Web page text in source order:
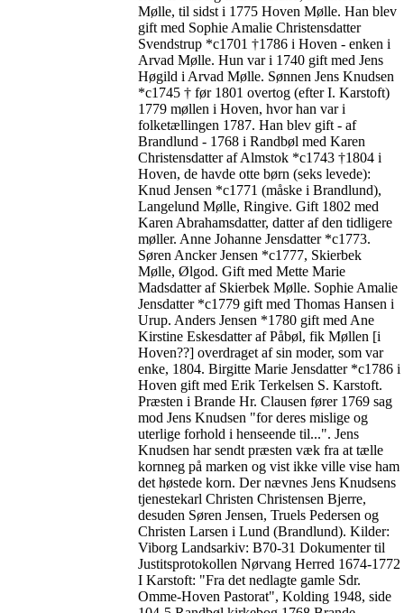
Mølle, til sidst i 1775 Hoven Mølle. Han blev
gift med Sophie Amalie Christensdatter
Svendstrup *c1701 †1786 i Hoven - enken i
Arvad Mølle. Hun var i 1740 gift med Jens
Høgild i Arvad Mølle. Sønnen Jens Knudsen
*c1745 † før 1801 overtog (efter I. Karstoft)
1779 møllen i Hoven, hvor han var i
folketællingen 1787. Han blev gift - af
Brandlund - 1768 i Randbøl med Karen
Christensdatter af Almstok *c1743 †1804 i
Hoven, de havde otte børn (seks levede):
Knud Jensen *c1771 (måske i Brandlund),
Langelund Mølle, Ringive. Gift 1802 med
Karen Abrahamsdatter, datter af den tidligere
møller. Anne Johanne Jensdatter *c1773.
Søren Ancker Jensen *c1777, Skierbek
Mølle, Ølgod. Gift med Mette Marie
Madsdatter af Skierbek Mølle. Sophie Amalie
Jensdatter *c1779 gift med Thomas Hansen i
Urup. Anders Jensen *1780 gift med Ane
Kirstine Eskesdatter af Påbøl, fik Møllen [i
Hoven??] overdraget af sin moder, som var
enke, 1804. Birgitte Marie Jensdatter *c1786 i
Hoven gift med Erik Terkelsen S. Karstoft.
Præsten i Brande Hr. Clausen fører 1769 sag
mod Jens Knudsen "for deres mislige og
uterlige forhold i henseende til...". Jens
Knudsen har sendt præsten væk fra at tælle
kornneg på marken og vist ikke ville vise ham
det høstede korn. Der nævnes Jens Knudsens
tjenestekarl Christen Christensen Bjerre,
desuden Søren Jensen, Truels Pedersen og
Christen Larsen i Lund (Brandlund). Kilder:
Viborg Landsarkiv: B70-31 Dokumenter til
Justitsprotokollen Nørvang Herred 1674-1772
I Karstoft: "Fra det nedlagte gamle Sdr.
Omme-Hoven Pastorat", Kolding 1948, side